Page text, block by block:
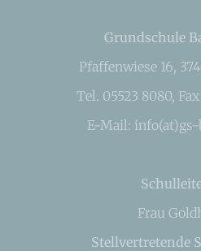
Grundschule
Pfaffenwiese 16,
Tel. 05523 8080,
E-Mail: info(at)gs-
Frau
Stellvertretende